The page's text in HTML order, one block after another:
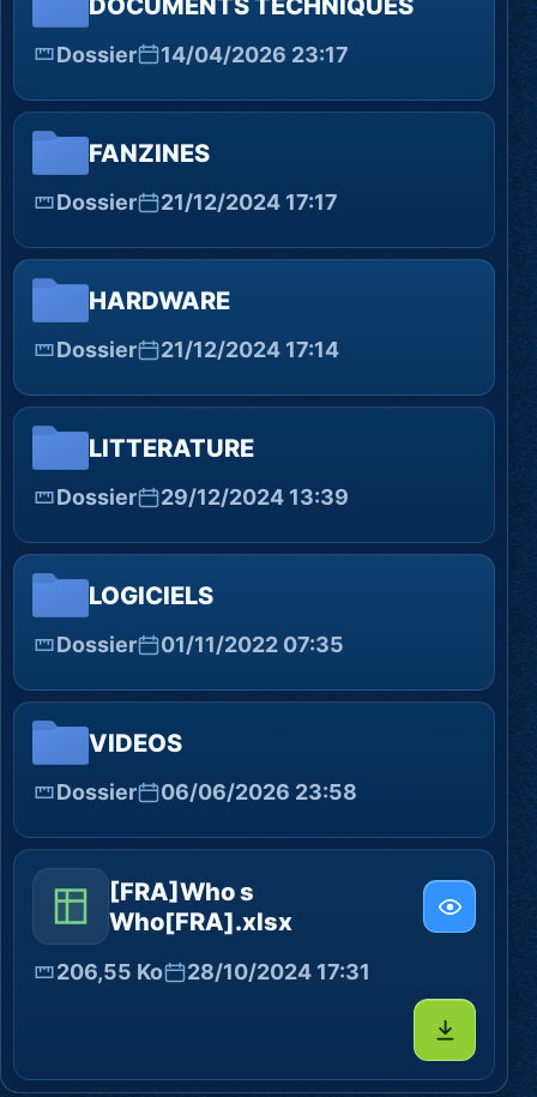
Dossier 14/04/2026 23:17
FANZINES
Dossier 21/12/2024 17:17
HARDWARE
Dossier 21/12/2024 17:14
LITTERATURE
Dossier 29/12/2024 13:39
LOGICIELS
Dossier 01/11/2022 07:35
VIDEOS
Dossier 06/06/2026 23:58
[FRA]Who s
Who[FRA].xlsx
206,55 Ko 28/10/2024 17:31